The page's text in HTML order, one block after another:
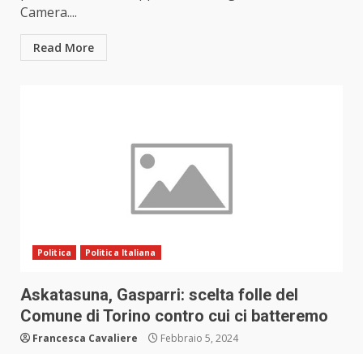
Camera....
Read More
Politica Politica Italiana
Askatasuna, Gasparri: scelta folle del
Comune di Torino contro cui ci batteremo
Francesca Cavaliere Febbraio 5, 2024